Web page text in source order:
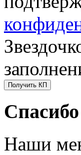
Получить КП
Наши